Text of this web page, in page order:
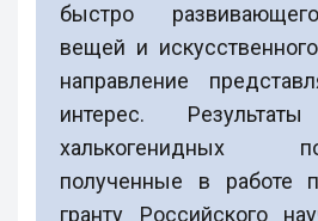
быстро
вещей и
направление
интерес.
халькогенидных
полученные в работе
гранту Российского